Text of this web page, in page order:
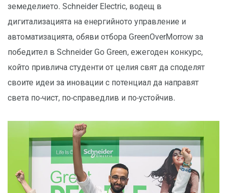
земеделието. Schneider Electric, водещ в
дигитализацията на енергийното управление и
автоматизацията, обяви отбора GreenOverMorrow за
победител в Schneider Go Green, ежегоден конкурс,
който привлича студенти от целия свят да споделят
своите идеи за иновации с потенциал да направят
света по-чист, по-справедлив и по-устойчив.